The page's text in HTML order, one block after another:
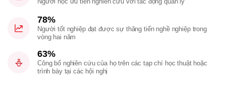
Người học ưu tiên nghiên cứu với tác động quản lý
78%
Người tốt nghiệp đạt được sự thăng tiến nghề nghiệp trong
vòng hai năm
63%
Công bố nghiên cứu của họ trên các tạp chí học thuật hoặc
trình bày tại các hội nghị